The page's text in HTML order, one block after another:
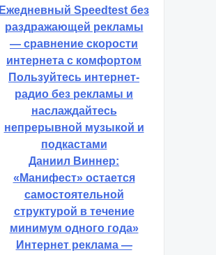
Ежедневный Speedtest без
раздражающей рекламы
— сравнение скорости
интернета с комфортом
Пользуйтесь интернет-
радио без рекламы и
наслаждайтесь
непрерывной музыкой и
подкастами
Даниил Виннер:
«Манифест» остается
самостоятельной
структурой в течение
минимум одного года»
Интернет реклама —